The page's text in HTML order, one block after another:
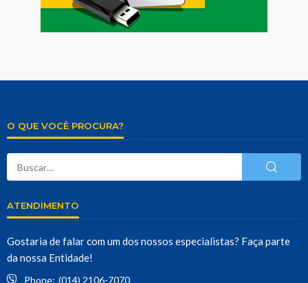
O QUE VOCÊ PROCURA?
ATENDIMENTO
Gostaria de falar com um dos nossos especialistas? Faça parte
da nossa Entidade!
Phone: (014) 2106-7070